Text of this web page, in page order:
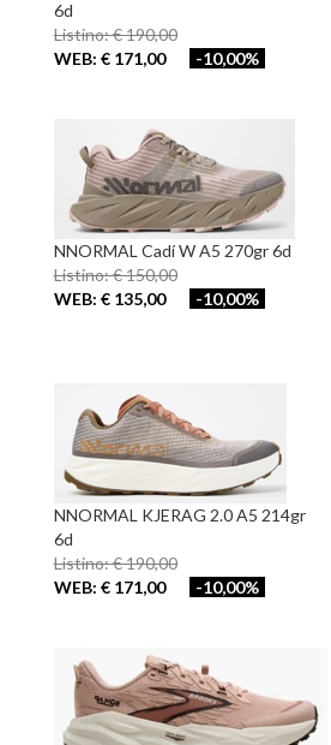
6d
Listino: € 190,00
WEB: € 171,00
-10,00%
NNORMAL Cadí W A5 270gr 6d
Listino: € 150,00
WEB: € 135,00
-10,00%
NNORMAL KJERAG 2.0 A5 214gr
6d
Listino: € 190,00
WEB: € 171,00
-10,00%